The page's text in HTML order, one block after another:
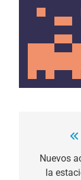
de
Nuevos
la